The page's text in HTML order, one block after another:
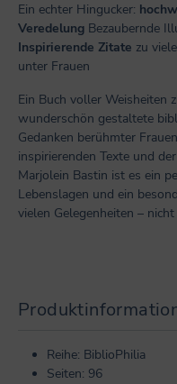
Ein echter Hingucker:
Veredelung Bezaubernde
Inspirierende Zitate zu
unter Frauen
Ein Buch voller Weisheiten
wunderschön gestaltete
Gedanken berühmter
inspirierenden Texte und
Marjolein Bastin ist es ein
Lebenslagen und ein
vielen Gelegenheiten –
Reihe: BiblioPhilia
Seiten: 96